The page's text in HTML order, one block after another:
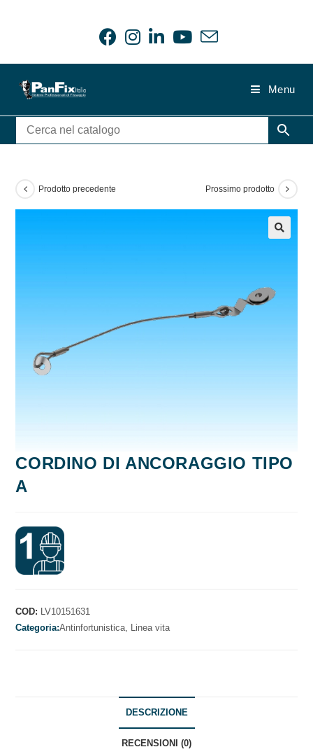
Menu
Prodotto precedente Prossimo prodotto
CORDINO DI ANCORAGGIO TIPO
A
COD:
LV10151631
Categoria:Antinfortunistica, Linea vita
DESCRIZIONE
RECENSIONI (0)